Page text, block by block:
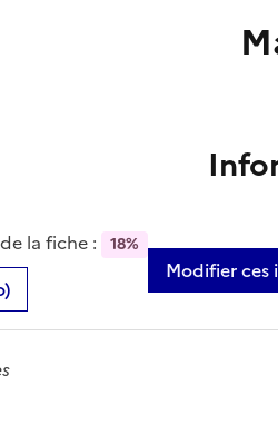
la fiche : 18%
Modifier